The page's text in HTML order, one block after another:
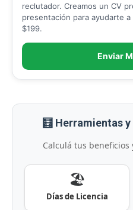
reclutador. Creamos un CV
presentación para ayudarte
$199.
Enviar
🧮 Herramientas
Calculá tus
🏖️
Días de Licencia